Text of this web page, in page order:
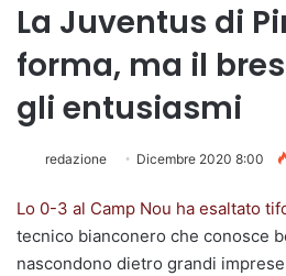
La Juventus di
forma, ma il
gli entusiasmi
redazione Dicembre 2020 8:00
Lo 0-3 al Camp Nou ha esaltato
tecnico bianconero che conosce
nascondono dietro grandi